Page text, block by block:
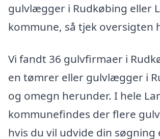
gulvlægger i Rudkøbing eller
kommune, så tjek oversigten
Vi fandt 36 gulvfirmaer i
en tømrer eller gulvlægger i
og omegn herunder. I hele
kommunefindes der flere
hvis du vil udvide din søgning